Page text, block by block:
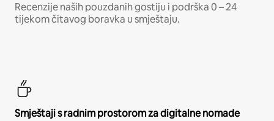
Recenzije naših pouzdanih gostiju i podrška 0 – 24
tijekom čitavog boravka u smještaju.
Smještaji s radnim prostorom za digitalne nomade